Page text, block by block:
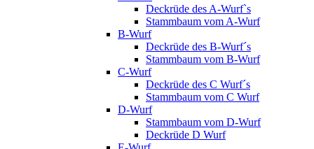
Deckrüde des A-Wurf`s
Stammbaum vom A-Wurf
B-Wurf
Deckrüde des B-Wurf´s
Stammbaum vom B-Wurf
C-Wurf
Deckrüde des C Wurf´s
Stammbaum vom C Wurf
D-Wurf
Stammbaum vom D-Wurf
Deckrüde D Wurf